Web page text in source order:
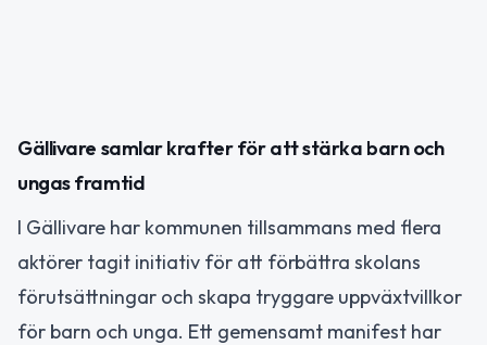
Gällivare samlar krafter för att stärka barn och
ungas framtid
I Gällivare har kommunen tillsammans med flera
aktörer tagit initiativ för att förbättra skolans
förutsättningar och skapa tryggare uppväxtvillkor
för barn och unga. Ett gemensamt manifest har